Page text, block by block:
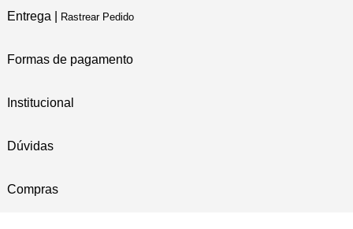
Entrega | Rastrear Pedido
Formas de pagamento
Institucional
Dúvidas
Compras